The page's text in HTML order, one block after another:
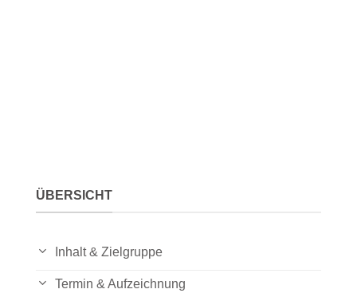
ÜBERSICHT
Inhalt & Zielgruppe
Termin & Aufzeichnung